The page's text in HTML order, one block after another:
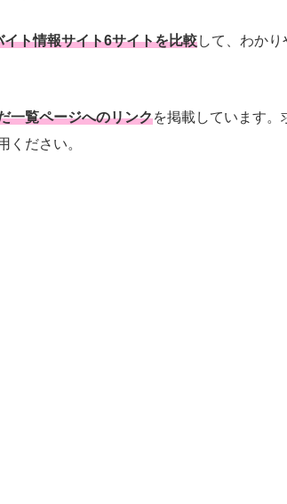
ト情報サイト6サイトを比較して、わかり
一覧ページへのリンクを掲載しています。
ください。